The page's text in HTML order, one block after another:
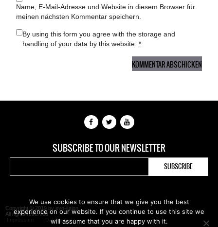
Name, E-Mail-Adresse und Website in diesem Browser für
meinen nächsten Kommentar speichern.
By using this form you agree with the storage and
handling of your data by this website. *
SUBSCRIBE TO OUR NEWSLETTER
Copyright © 2019 by evo-lution
All rights reserved
Impressum
Datenschutz
We use cookies to ensure that we give you the best
experience on our website. If you continue to use this site we
will assume that you are happy with it.